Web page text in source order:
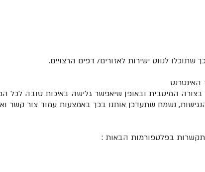
לנווט ישירות לאזורים/ דפים הרצויים.
המיטבית ובאופן שיאפשר גלישה באיכות טובה לכל
נשמח שתעדכן אותנו בכך באמצעות עמוד צור קשר
התקשרות בפלטפורמות הבאות :